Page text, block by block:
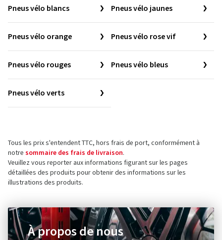
Pneus vélo blancs Pneus vélo jaunes
Pneus vélo orange Pneus vélo rose vif
Pneus vélo rouges Pneus vélo bleus
Pneus vélo verts
Tous les prix s'entendent TTC, hors frais de port, conformément à
notre sommaire des frais de livraison.
Veuillez vous reporter aux informations figurant sur les pages
détaillées des produits pour obtenir des informations sur les
illustrations des produits.
À propos de nous